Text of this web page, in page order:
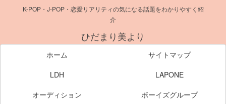
K-POP・J-POP・恋愛リアリティの気になる話題をわかりやすく紹
介
ひだまり美より
ホーム
サイトマップ
LDH
LAPONE
オーディション
ボーイズグループ